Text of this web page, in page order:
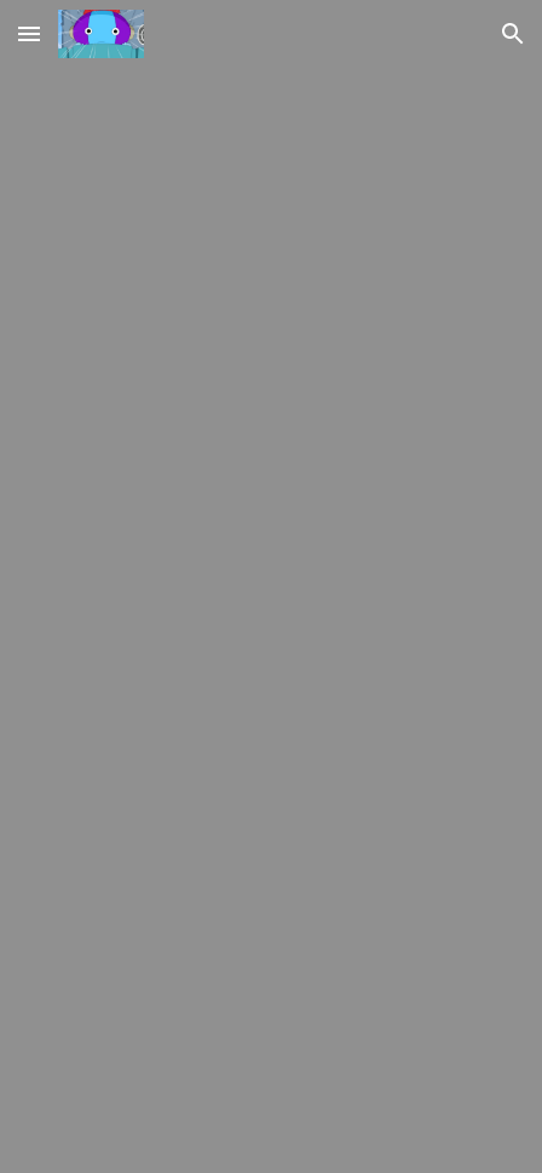
Skip to main content Skip to navigation